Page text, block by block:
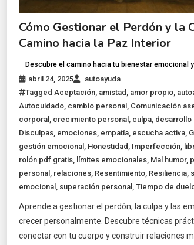
Cómo Gestionar el Perdón y la
Camino hacia la Paz Interior
Descubre el camino hacia tu bienestar emocional
abril 24, 2025
autoayuda
TaggedAceptación, amistad , amor propio,
Autocuidado, cambio personal , Comunicación
corporal , crecimiento personal , culpa, desarrollo
Disculpas, emociones, empatía, escucha activa,
gestión emocional , Honestidad , Imperfección,
rolón pdf gratis, límites emocionales, Mal humor,
personal , relaciones, Resentimiento, Resiliencia,
emocional , superación personal ,Tiempo de
Aprende a gestionar el perdón, la culpa y las
crecer personalmente. Descubre técnicas
conectar con tu cuerpo y construir relaciones